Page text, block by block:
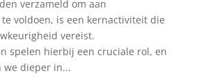
verzameld om aan
voldoen, is een kernactiviteit die
vereist.
spelen hierbij een cruciale rol, en
we dieper in...